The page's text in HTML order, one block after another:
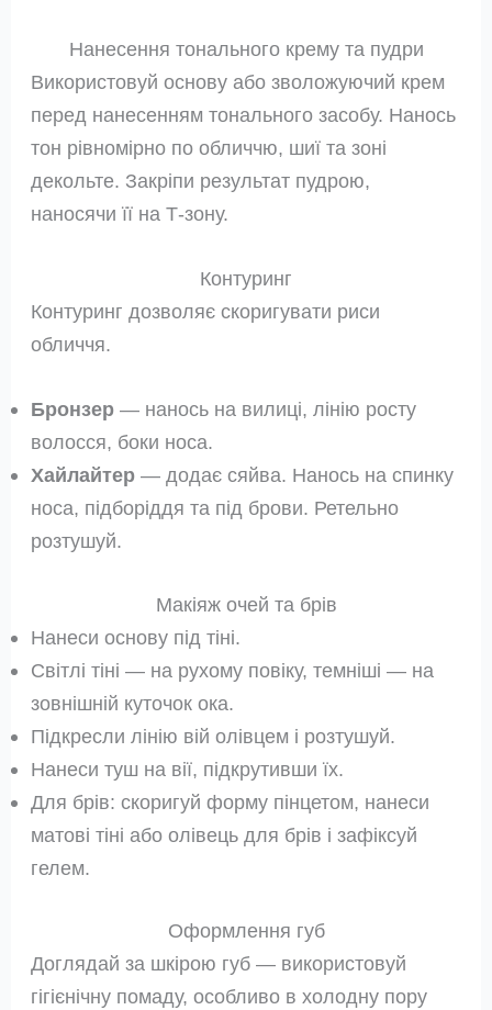
Нанесення тонального крему та пудри
Використовуй основу або зволожуючий крем
перед нанесенням тонального засобу. Нанось
тон рівномірно по обличчю, шиї та зоні
декольте. Закріпи результат пудрою,
наносячи її на Т-зону.
Контуринг
Контуринг дозволяє скоригувати риси
обличчя.
Бронзер — нанось на вилиці, лінію росту
волосся, боки носа.
Хайлайтер— додає сяйва. Нанось на спинку
носа, підборіддя та під брови. Ретельно
розтушуй.
Макіяж очей та брів
Нанеси основу під тіні.
Світлі тіні — на рухому повіку, темніші — на
зовнішній куточок ока.
Підкресли лінію вій олівцем і розтушуй.
Нанеси туш на вії, підкрутивши їх.
Для брів: скоригуй форму пінцетом, нанеси
матові тіні або олівець для брів і зафіксуй
гелем.
Оформлення губ
Доглядай за шкірою губ — використовуй
гігієнічну помаду, особливо в холодну пору